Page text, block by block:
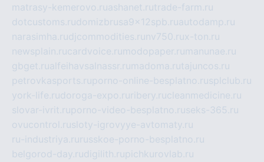
matrasy-kemerovo.ruashanet.rutrade-farm.ru
dotcustoms.rudomizbrusa9x12spb.ruautodamp.ru
narasimha.rudjcommodities.ru nv750.rux-ton.ru
newsplain.rucardvoice.ru modopaper.ru manunae.ru
gbget.rualfeihavsalnassr.ru madoma.rutajuncos.ru
petrovkasports.ruporno-online-besplatno.rusplclub.ru
york-life.rudoroga-expo.ru ribery.rucleanmedicine.ru
slovar-ivrit.ruporno-video-besplatno.ruseks-365.ru
ovucontrol.rusloty-igrovyye-avtomaty.ru
ru-industriya.ru russkoe-porno-besplatno.ru
belgorod-day.rudigilith.rupichkurovlab.ru